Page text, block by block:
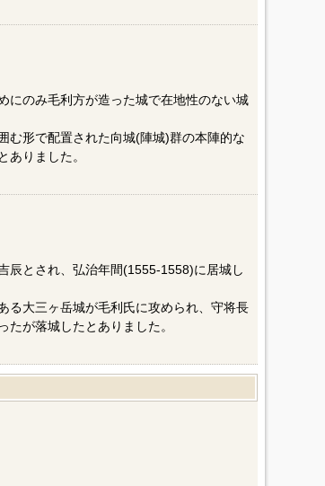
にのみ毛利方が造った城で在地性のない城
む形で配置された向城(陣城)群の本陣的な
ありました。
辰とされ、弘治年間(1555-1558)に居城し
る大三ヶ岳城が毛利氏に攻められ、守将長
が落城したとありました。